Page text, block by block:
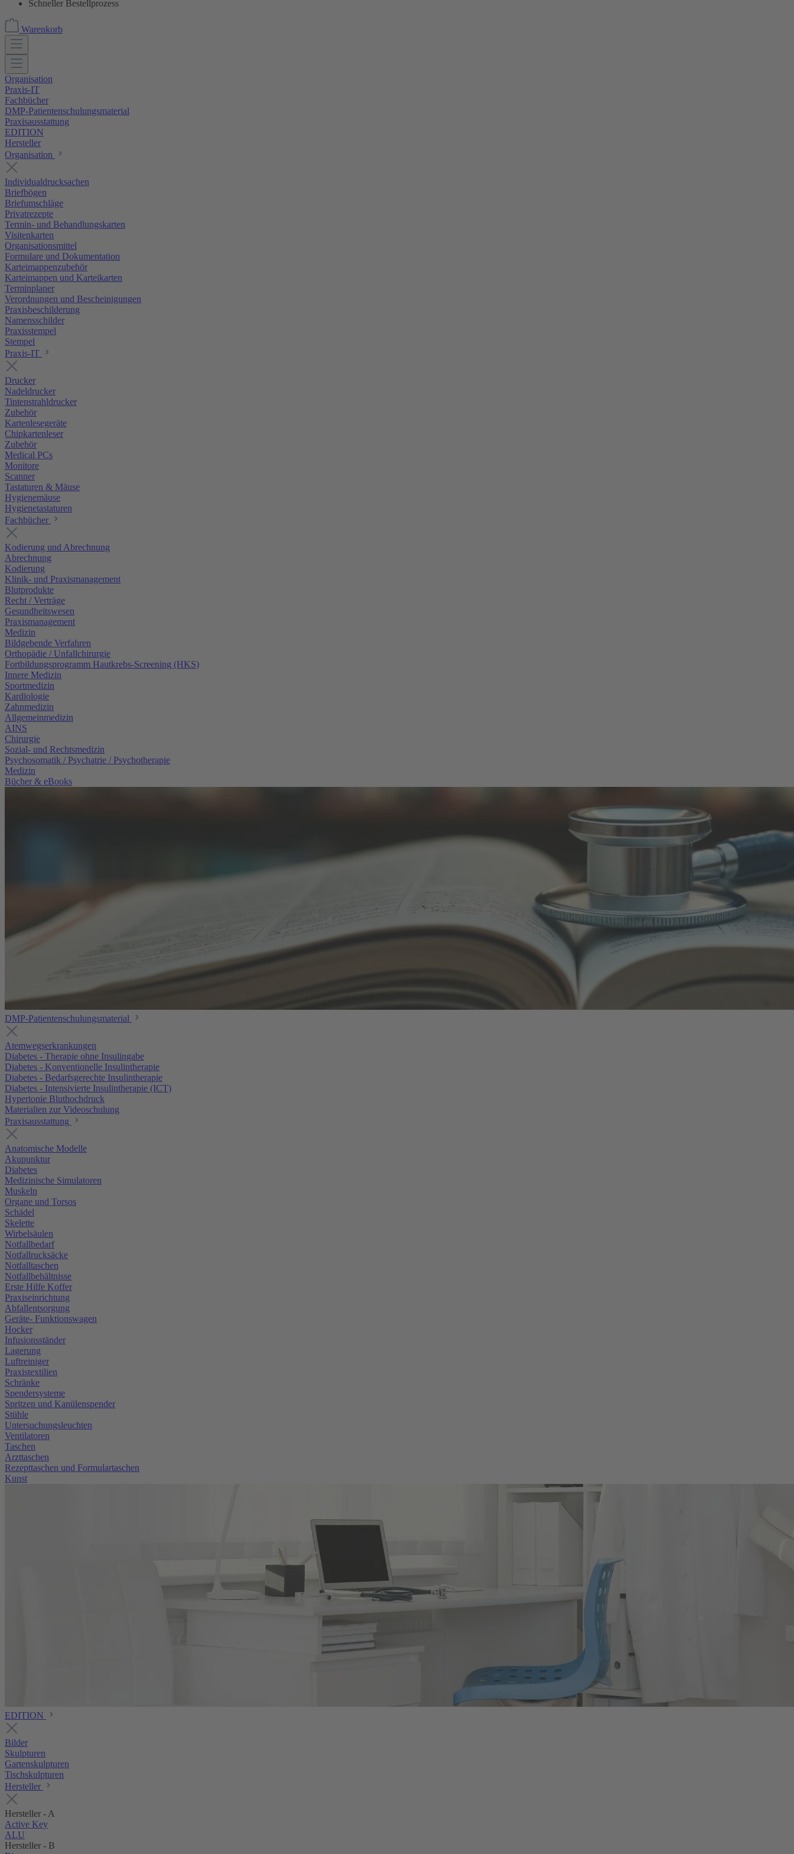
Schneller Bestellprozess
Warenkorb
Organisation
Praxis-IT
Fachbücher
DMP-Patientenschulungsmaterial
Praxisausstattung
EDITION
Hersteller
Organisation
Individualdrucksachen
Briefbögen
Briefumschläge
Privatrezepte
Termin- und Behandlungskarten
Visitenkarten
Organisationsmittel
Formulare und Dokumentation
Karteimappenzubehör
Karteimappen und Karteikarten
Terminplaner
Verordnungen und Bescheinigungen
Praxisbeschilderung
Namensschilder
Praxisstempel
Stempel
Praxis-IT
Drucker
Nadeldrucker
Tintenstrahldrucker
Zubehör
Kartenlesegeräte
Chipkartenleser
Zubehör
Medical PCs
Monitore
Scanner
Tastaturen & Mäuse
Hygienemäuse
Hygienetastaturen
Fachbücher
Kodierung und Abrechnung
Abrechnung
Kodierung
Klinik- und Praxismanagement
Blutprodukte
Recht / Verträge
Gesundheitswesen
Praxismanagement
Medizin
Bildgebende Verfahren
Orthopädie / Unfallchirurgie
Fortbildungsprogramm Hautkrebs-Screening (HKS)
Innere Medizin
Sportmedizin
Kardiologie
Zahnmedizin
Allgemeinmedizin
AINS
Chirurgie
Sozial- und Rechtsmedizin
Psychosomatik / Psychatrie / Psychotherapie
Medizin
Bücher & eBooks
DMP-Patientenschulungsmaterial
Atemwegserkrankungen
Diabetes - Therapie ohne Insulingabe
Diabetes - Konventionelle Insulintherapie
Diabetes - Bedarfsgerechte Insulintherapie
Diabetes - Intensivierte Insulintherapie (ICT)
Hypertonie Bluthochdruck
Materialien zur Videoschulung
Praxisausstattung
Anatomische Modelle
Akupunktur
Diabetes
Medizinische Simulatoren
Muskeln
Organe und Torsos
Schädel
Skelette
Wirbelsäulen
Notfallbedarf
Notfallrucksäcke
Notfalltaschen
Notfallbehältnisse
Erste Hilfe Koffer
Praxiseinrichtung
Abfallentsorgung
Geräte- Funktionswagen
Hocker
Infusionsständer
Lagerung
Luftreiniger
Praxistextilien
Schränke
Spendersysteme
Spritzen und Kanülenspender
Stühle
Untersuchungsleuchten
Ventilatoren
Taschen
Arzttaschen
Rezepttaschen und Formulartaschen
Kunst
EDITION
Bilder
Skulpturen
Gartenskulpturen
Tischskulpturen
Hersteller
Hersteller - A
Active Key
ALU
Hersteller - B